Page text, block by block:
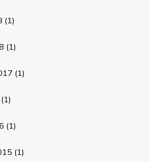
(1)
(1)
(1)
(1)
(1)
(1)